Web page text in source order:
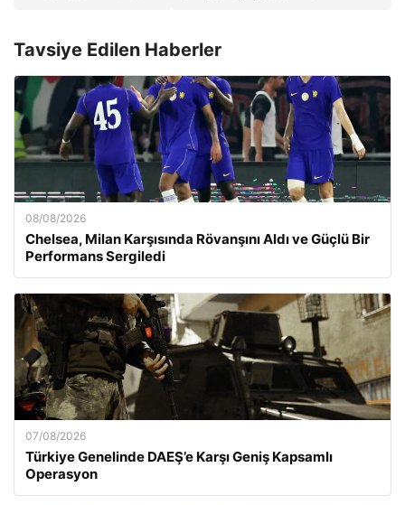
Tavsiye Edilen Haberler
08/08/2026
Chelsea, Milan Karşısında Rövanşını Aldı ve Güçlü Bir
Performans Sergiledi
07/08/2026
Türkiye Genelinde DAEŞ’e Karşı Geniş Kapsamlı
Operasyon